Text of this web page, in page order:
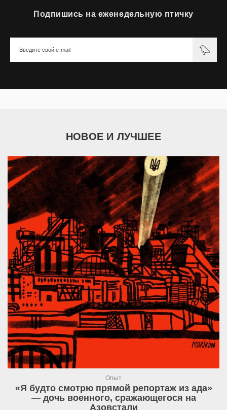
Подпишись на еженедельную птичку
НОВОЕ И ЛУЧШЕЕ
Опыт
«Я будто смотрю прямой репортаж из ада»
— дочь военного, сражающегося на
Азовстали